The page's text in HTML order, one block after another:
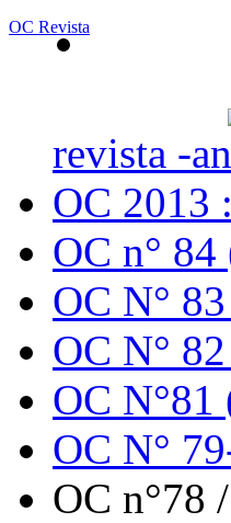
OC Revista
revista -
OC 2013
OC n°
OC N°
OC N°
OC
OC N°
OC n°78